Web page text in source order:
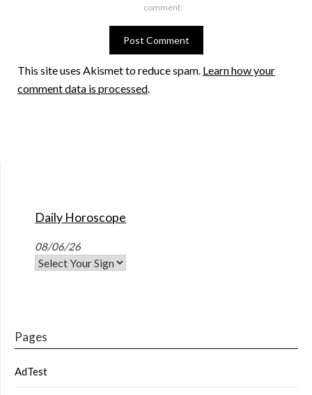
comment.
This site uses Akismet to reduce spam. Learn how your
comment data is processed
Daily Horoscope
08/06/26
Pages
AdTest